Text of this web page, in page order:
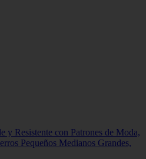
y Resistente con Patrones de Moda,
Pequeños Medianos Grandes,